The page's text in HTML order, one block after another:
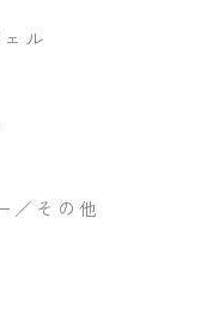
ル
／その他